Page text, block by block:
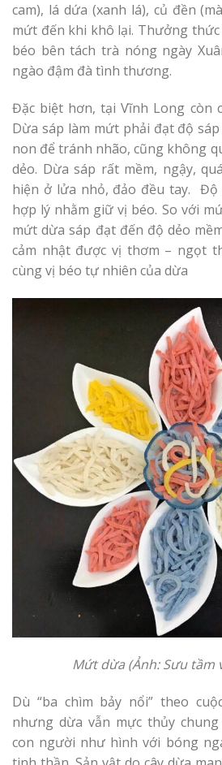
cam), lá dứa (xanh lá), củ đền
mứt đến khi khô lại. Thưởng
béo bên tách trà nóng ngày
ngào đậm đà tình thương.
Đặc biệt hơn, tại Vĩnh Long còn
Dừa sáp làm mứt phải đạt độ
non để tránh nhão, cũng không
dẻo. Dừa sáp rất mềm, ngậy,
hiện ở lửa nhỏ, đảo đều tay. Độ
hợp lý nhằm giữ vị béo. So với
mứt dừa sáp đạt đến độ dẻo
cảm nhật được vị thơm – ngọt
cùng vị béo tự nhiên của dừa
Mứt dừa (Ảnh: Sưu tầm
Dù “ba chìm bảy nổi” theo
nhưng dừa vẫn mực thủy
con người như hình với bóng